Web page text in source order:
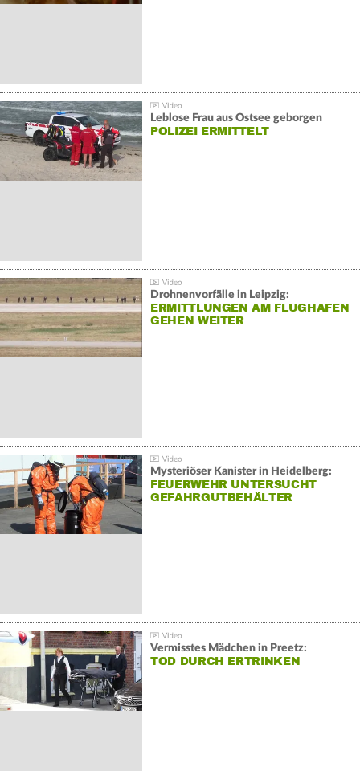
Leblose Frau aus Ostsee geborgen
POLIZEI ERMITTELT
Drohnenvorfälle in Leipzig:
ERMITTLUNGEN AM FLUGHAFEN
GEHEN WEITER
Mysteriöser Kanister in Heidelberg:
FEUERWEHR UNTERSUCHT
GEFAHRGUTBEHÄLTER
Vermisstes Mädchen in Preetz:
TOD DURCH ERTRINKEN